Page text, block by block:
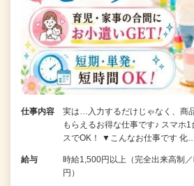
仕事内容
実は…入力するだけじゃなく、商
もらえるお得な仕事です♪ スマホ
スでOK！ ▼こんなお仕事です 化
給与
時給1,500円以上（完全出来高制
円）